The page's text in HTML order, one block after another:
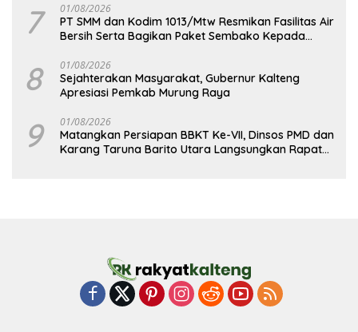
7 01/08/2026
PT SMM dan Kodim 1013/Mtw Resmikan Fasilitas Air
Bersih Serta Bagikan Paket Sembako Kepada
8 01/08/2026
Sejahterakan Masyarakat, Gubernur Kalteng
Apresiasi Pemkab Murung Raya
9 01/08/2026
Matangkan Persiapan BBKT Ke-VII, Dinsos PMD dan
Karang Taruna Barito Utara Langsungkan Rapat